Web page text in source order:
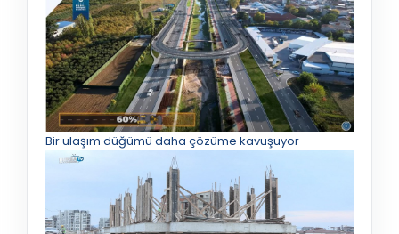
Bir ulaşım düğümü daha çözüme kavuşuyor